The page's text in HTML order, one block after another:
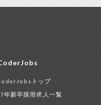
トップ
年新卒採用求人一覧